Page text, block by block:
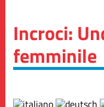
Incroci:
femminile